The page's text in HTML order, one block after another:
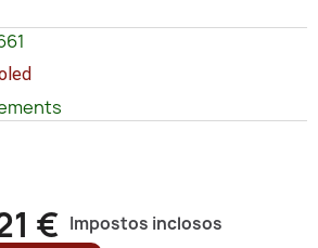
€ Impostos inclosos